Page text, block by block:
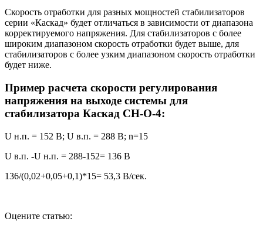
Скорость отработки для разных мощностей стабилизаторов
серии «Каскад» будет отличаться в зависимости от диапазона
корректируемого напряжения. Для стабилизаторов с более
широким диапазоном скорость отработки будет выше, для
стабилизаторов с более узким диапазоном скорость отработки
будет ниже.
Пример расчета скорости регулирования
напряжения на выходе системы для
стабилизатора Каскад СН-О-4:
U н.п. = 152 В; U в.п. = 288 В; n=15
U в.п. -U н.п. = 288-152= 136 В
136/(0,02+0,05+0,1)*15= 53,3 В/сек.
Оцените статью: